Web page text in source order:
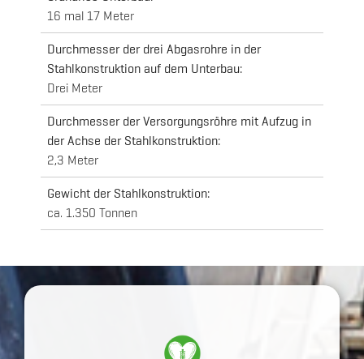
16 mal 17 Meter
Durchmesser der drei Abgasrohre in der
Stahlkonstruktion auf dem Unterbau:
Drei Meter
Durchmesser der Versorgungsröhre mit Aufzug in
der Achse der Stahlkonstruktion:
2,3 Meter
Gewicht der Stahlkonstruktion:
ca. 1.350 Tonnen